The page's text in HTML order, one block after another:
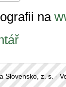
na
Slovensko, z. s. -